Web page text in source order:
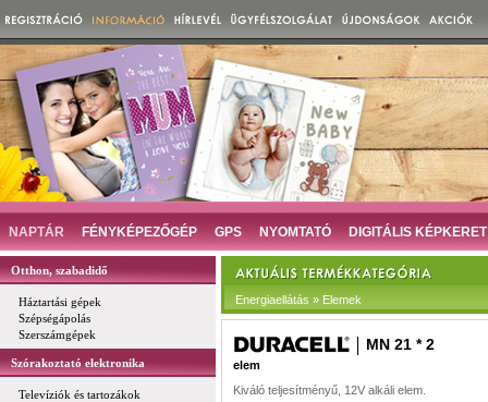
NAPTÁR FÉNYKÉPEZŐGÉP GPS NYOMTATÓ DIGITÁLIS KÉPKERET
Otthon, szabadidő
Háztartási gépek
Szépségápolás
Szerszámgépek
Szórakoztató elektronika
Televíziók és tartozákok
Energiaellátás » Elemek
MN 21 * 2
elem
Kiváló teljesítményű, 12V alkáli elem.